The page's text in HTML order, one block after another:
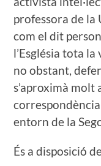
professora de la
com el dit
l’Església tota
no obstant,
s’aproximà molt
entorn de la
És a disposició